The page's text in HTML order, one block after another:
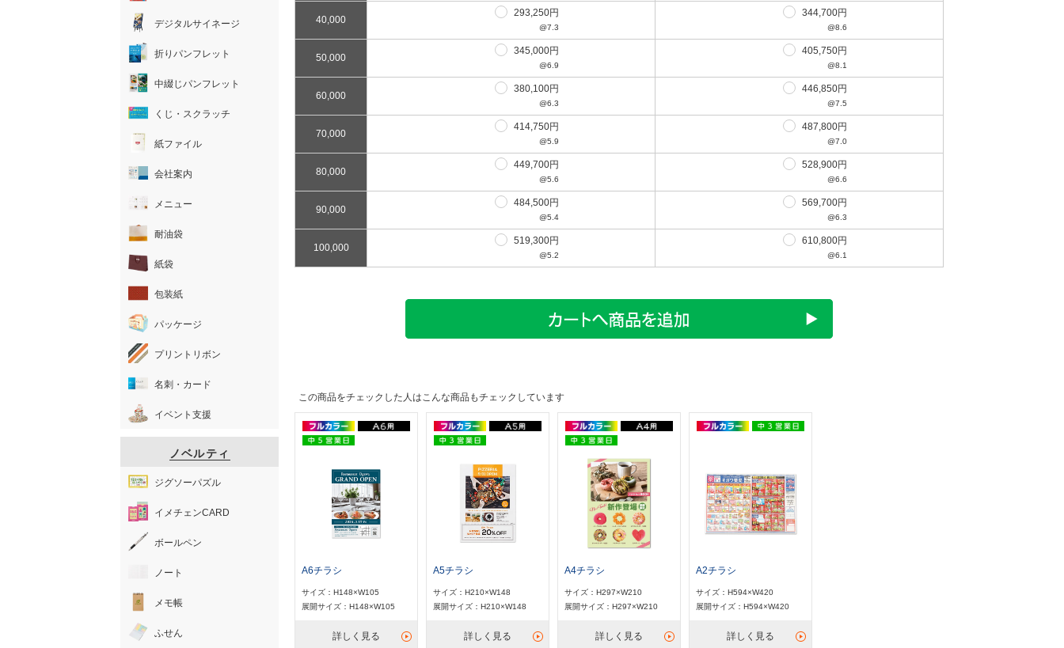
40,000
293,250円
@7.3
344,700円
@8.6
50,000
345,000円
@6.9
405,750円
@8.1
60,000
380,100円
@6.3
446,850円
@7.5
70,000
414,750円
@5.9
487,800円
@7.0
80,000
449,700円
@5.6
528,900円
@6.6
90,000
484,500円
@5.4
569,700円
@6.3
100,000
519,300円
@5.2
610,800円
@6.1
この商品をチェックした人はこんな商品もチェックしています
A6チラシ
サイズ：H148×W105
展開サイズ：H148×W105
詳しく見る
A5チラシ
サイズ：H210×W148
展開サイズ：H210×W148
詳しく見る
A4チラシ
サイズ：H297×W210
展開サイズ：H297×W210
詳しく見る
A2チラシ
サイズ：H594×W420
展開サイズ：H594×W420
詳しく見る
デジタルサイネージ
折りパンフレット
中綴じパンフレット
くじ・スクラッチ
紙ファイル
会社案内
メニュー
耐油袋
紙袋
包装紙
パッケージ
プリントリボン
名刺・カード
イベント支援
ノベルティ
ジグソーパズル
イメチェンCARD
ボールペン
ノート
メモ帳
ふせん